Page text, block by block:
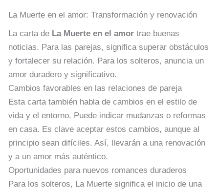
La Muerte en el amor: Transformación y renovación
La carta de La Muerte en el amor trae buenas
noticias. Para las parejas, significa superar obstáculos
y fortalecer su relación. Para los solteros, anuncia un
amor duradero y significativo.
Cambios favorables en las relaciones de pareja
Esta carta también habla de cambios en el estilo de
vida y el entorno. Puede indicar mudanzas o reformas
en casa. Es clave aceptar estos cambios, aunque al
principio sean difíciles. Así, llevarán a una renovación
y a un amor más auténtico.
Oportunidades para nuevos romances duraderos
Para los solteros, La Muerte significa el inicio de una